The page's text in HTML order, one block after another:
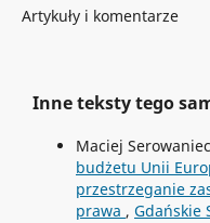
Artykuły i komentarze
Inne teksty tego
Maciej
budżetu Unii
przestrzeganie
prawa , Gdańskie